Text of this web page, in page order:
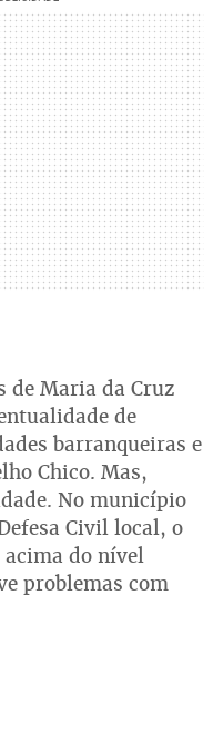
de Maria da Cruz
de
barranqueiras e
Chico. Mas,
No município
Civil local, o
acima do nível
problemas com